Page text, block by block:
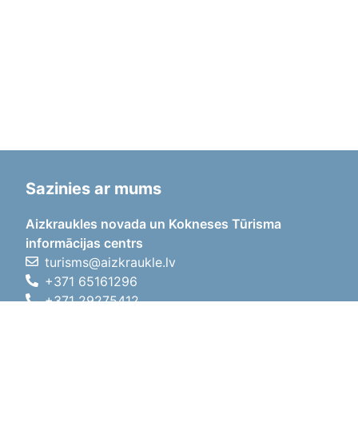
Sazinies ar mums
Aizkraukles novada un Kokneses Tūrisma
informācijas centrs
turisms@aizkraukle.lv
+371 65161296
+371 29275412